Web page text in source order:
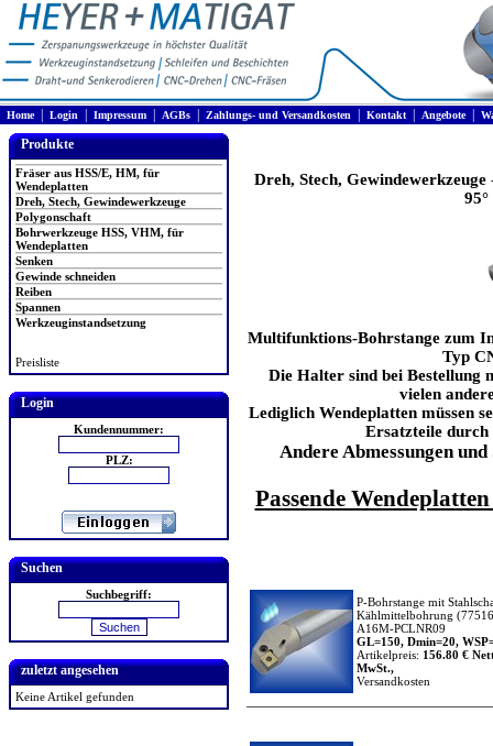
Home| Login Impressum AGBs Zahlungs- und Versandkosten Kontakt| Angebote|
Produkte
Fräser aus HSS/E, HM, für
Wendeplatten
Dreh, Stech, Gewindewerkzeuge
Polygonschaft
Bohrwerkzeuge HSS, VHM, für
Wendeplatten
Senken
Gewinde schneiden
Reiben
Spannen
Werkzeuginstandsetzung
Preisliste
Login
Kundennummer:
PLZ:
Suchen
Suchbegriff:
zuletzt angesehen
Keine Artikel gefunden
Dreh, Stech, Gewindewerkzeuge
Multifunktions-Bohrstange zum
Typ
Die Halter sind bei Bestellung
vielen
Lediglich Wendeplatten müssen
Ersatzteile
Andere Abmessungen
Passende
P-Bohrstange mit
Kählmittelbohrung
A16M-PCLNR09
GL=150, Dmin=20,
Artikelpreis: 156.80 €
MwSt.,
Versandkosten